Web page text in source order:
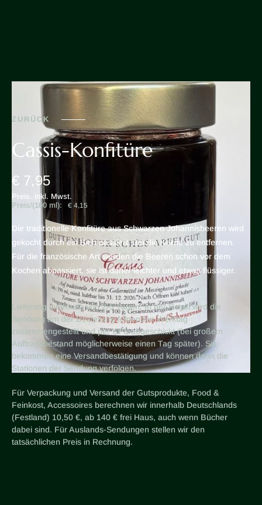
ZURÜCK
Cassis-Konfitüre
€ 7,95
Preis. inkl. Mwst.
Preis/(100 ml):
€ 4,15
Die traditionelle Konfitüre aus Schwarzen Johannisbeeren wird
gekocht durch ein Sieb passiert, um die Kerne zu entfernen.
Für die französische Art werden die Beeren schon vor dem
Kochen abpassiert, sie ist daher leichter und etwas flüssiger.
Lieferung innerhalb von 2-5 Tagen. In der Regel wird die
Sendung am der Bestellung folgenden Werktag
zusammengestellt und per UPS abgeschickt (bei großem
Auftragsbestand möglicherweise einen Tag später). Sie
bekommen eine Versandbestätigung und können dann die
Stationen der Sendung verfolgen.
Für Verpackung und Versand der Gutsprodukte, Food &
Feinkost, Accessoires berechnen wir innerhalb Deutschlands
(Festland) 10,50 €, ab 140 € frei Haus, auch wenn Bücher
dabei sind. Für Auslands-Sendungen stellen wir den
tatsächlichen Preis in Rechnung.